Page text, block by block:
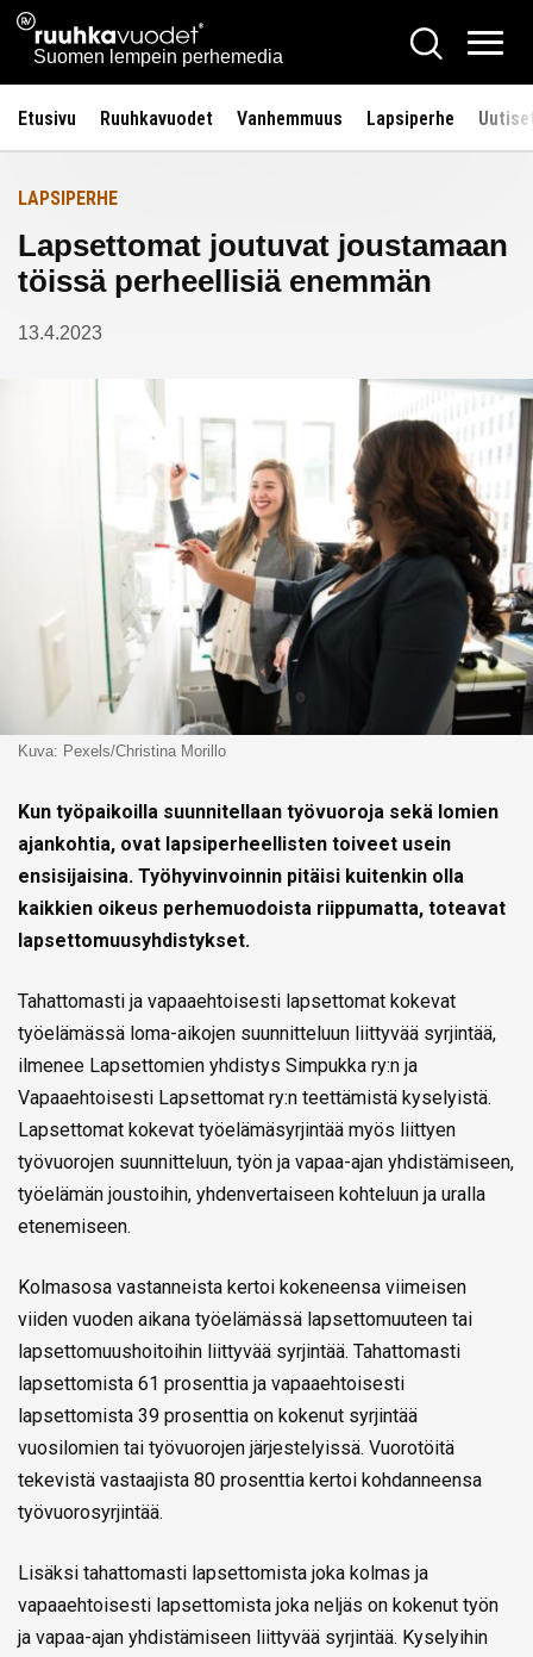
Siirry
sisältöön
Ruuhkavuodet.fi
Suomen lempein perhemedia
Hae
Etusivu Ruuhkavuodet Vanhemmuus Lapsiperhe
Etusivulle
LAPSIPERHE
Lapsettomat joutuvat joustamaan
töissä perheellisiä enemmän
13.4.2023
Kuva: Pexels/Christina Morillo
Kun työpaikoilla suunnitellaan työvuoroja sekä lomien
ajankohtia, ovat lapsiperheellisten toiveet usein
ensisijaisina. Työhyvinvoinnin pitäisi kuitenkin olla
kaikkien oikeus perhemuodoista riippumatta, toteavat
lapsettomuusyhdistykset.
Tahattomasti ja vapaaehtoisesti lapsettomat kokevat
työelämässä loma-aikojen suunnitteluun liittyvää syrjintää,
ilmenee Lapsettomien yhdistys Simpukka ry:n ja
Vapaaehtoisesti Lapsettomat ry:n teettämistä kyselyistä.
Lapsettomat kokevat työelämäsyrjintää myös liittyen
työvuorojen suunnitteluun, työn ja vapaa-ajan yhdistämiseen,
työelämän joustoihin, yhdenvertaiseen kohteluun ja uralla
etenemiseen.
Kolmasosa vastanneista kertoi kokeneensa viimeisen
viiden vuoden aikana työelämässä lapsettomuuteen tai
lapsettomuushoitoihin liittyvää syrjintää. Tahattomasti
lapsettomista 61 prosenttia ja vapaaehtoisesti
lapsettomista 39 prosenttia on kokenut syrjintää
vuosilomien tai työvuorojen järjestelyissä. Vuorotöitä
tekevistä vastaajista 80 prosenttia kertoi kohdanneensa
työvuorosyrjintää.
Lisäksi tahattomasti lapsettomista joka kolmas ja
vapaaehtoisesti lapsettomista joka neljäs on kokenut työn
ja vapaa-ajan yhdistämiseen liittyvää syrjintää. Kyselyihin